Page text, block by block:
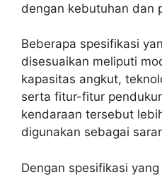
dengan kebutuhan dan
Beberapa spesifikasi
disesuaikan meliputi
kapasitas angkut,
serta fitur-fitur
kendaraan tersebut
digunakan sebagai
Dengan spesifikasi